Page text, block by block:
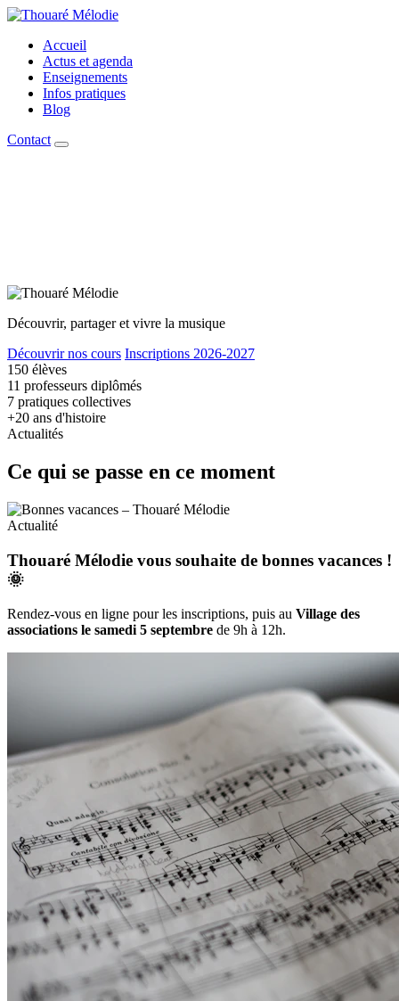
Accueil
Actus et agenda
Enseignements
Infos pratiques
Blog
Contact
Découvrir, partager et vivre la musique
Découvrir nos cours Inscriptions 2026-2027
150 élèves
11 professeurs diplômés
7 pratiques collectives
+20 ans d'histoire
Actualités
Ce qui se passe en ce moment
Actualité
Thouaré Mélodie vous souhaite de bonnes vacances !
🌞
Rendez-vous en ligne pour les inscriptions, puis au Village des
associations le samedi 5 septembre de 9h à 12h.